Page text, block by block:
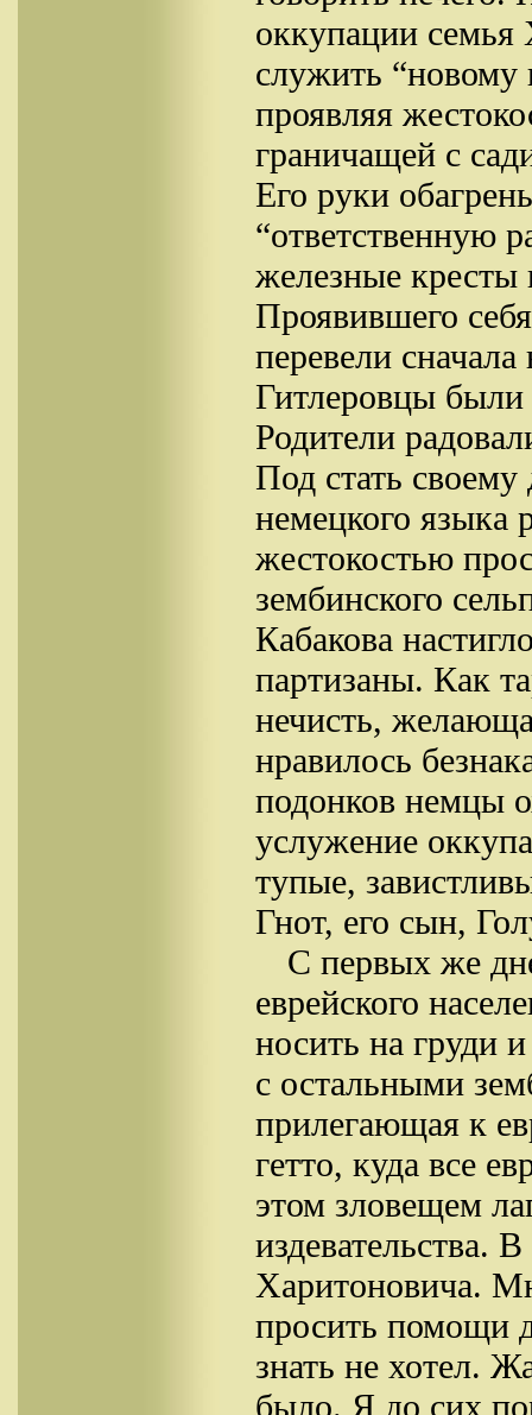
оккупации семья
служить
проявляя
граничащей с
Его руки
“ответственную
железные
Проявившего
перевели
Гитлеровцы были
Родители
Под стать своему
немецкого языка
жестокостью
зембинского
Кабакова
партизаны. Как
нечисть,
нравилось
подонков немцы
услужение
тупые,
Гнот, его сын,
С первых же
еврейского
носить на груди
с остальными
прилегающая к
гетто, куда все
этом зловещем
издевательства.
Харитоновича.
просить помощи
знать не хотел.
было. Я до сих